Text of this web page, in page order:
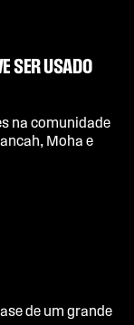
SER USADO
na comunidade
Moha e
de um grande